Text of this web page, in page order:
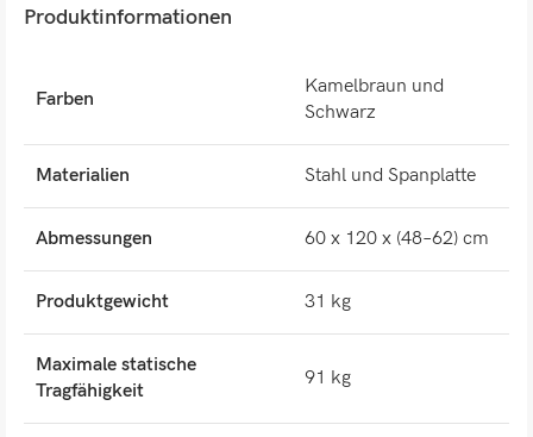
Produktinformationen
Farben
Kamelbraun und
Schwarz
Materialien Stahl und Spanplatte
Abmessungen 60 x 120 x (48–62) cm
Produktgewicht 31 kg
Maximale statische
Tragfähigkeit
91 kg